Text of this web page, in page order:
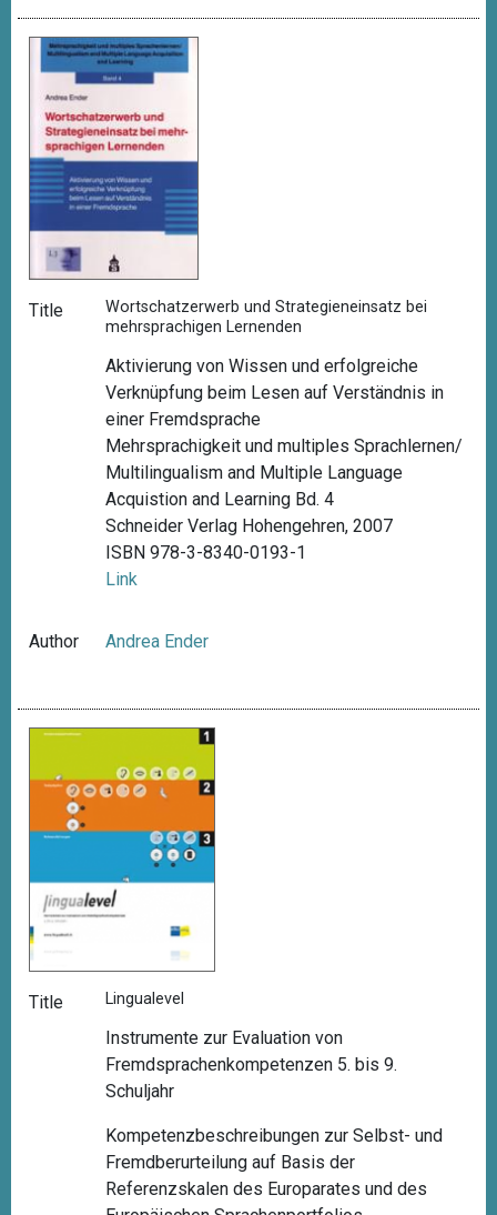
Title
Wortschatzerwerb und Strategieneinsatz bei
mehrsprachigen Lernenden
Aktivierung von Wissen und erfolgreiche
Verknüpfung beim Lesen auf Verständnis in
einer Fremdsprache
Mehrsprachigkeit und multiples Sprachlernen/
Multilingualism and Multiple Language
Acquistion and Learning Bd. 4
Schneider Verlag Hohengehren, 2007
ISBN 978-3-8340-0193-1
Link
Author Andrea Ender
Title Lingualevel
Instrumente zur Evaluation von
Fremdsprachenkompetenzen 5. bis 9.
Schuljahr
Kompetenzbeschreibungen zur Selbst- und
Fremdberurteilung auf Basis der
Referenzskalen des Europarates und des